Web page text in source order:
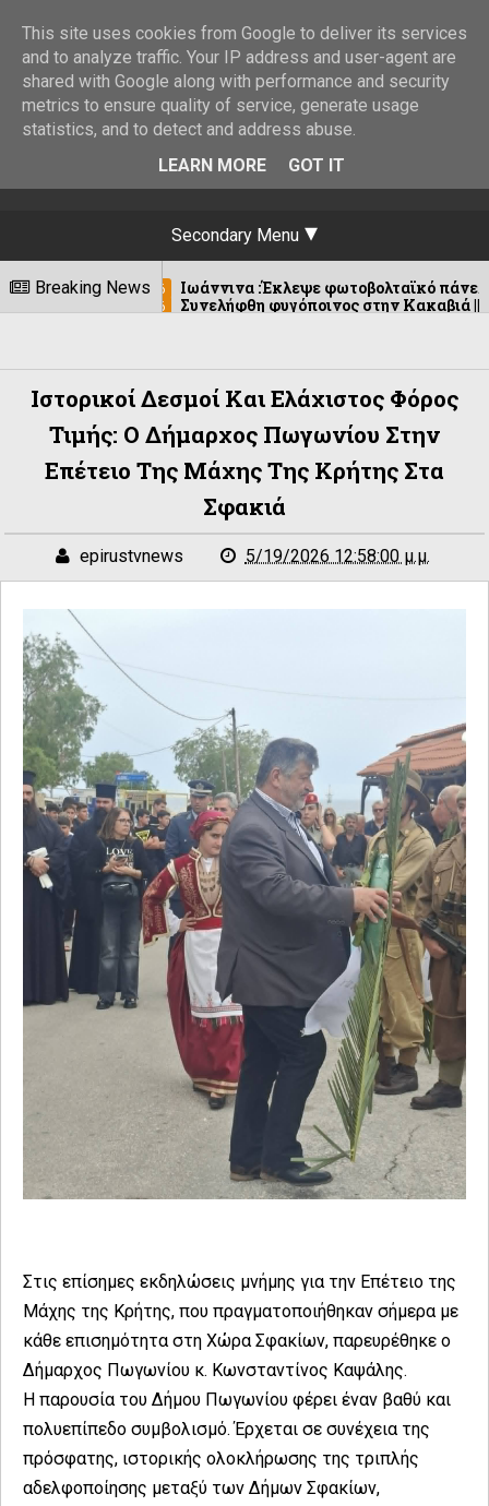
Secondary Menu
Breaking News
Ιωάννινα :Έκλεψε φωτοβολταϊκό πάνελ από στάση
Συνελήφθη φυγόποινος στην Κακαβιά ||Εκρεμμούσε
Ιστορικοί Δεσμοί Και Ελάχιστος Φόρος
Τιμής: Ο Δήμαρχος Πωγωνίου Στην
Επέτειο Της Μάχης Της Κρήτης Στα
Σφακιά
epirustvnews 5/19/2026 12:58:00 μ.μ.
Στις επίσημες εκδηλώσεις μνήμης για την Επέτειο της
Μάχης της Κρήτης, που πραγματοποιήθηκαν σήμερα με
κάθε επισημότητα στη Χώρα Σφακίων, παρευρέθηκε ο
Δήμαρχος Πωγωνίου κ. Κωνσταντίνος Καψάλης.
Η παρουσία του Δήμου Πωγωνίου φέρει έναν βαθύ και
πολυεπίπεδο συμβολισμό. Έρχεται σε συνέχεια της
πρόσφατης, ιστορικής ολοκλήρωσης της τριπλής
αδελφοποίησης μεταξύ των Δήμων Σφακίων,
This site uses cookies from Google to deliver its services
and to analyze traffic. Your IP address and user-agent are
shared with Google along with performance and security
metrics to ensure quality of service, generate usage
statistics, and to detect and address abuse.
LEARN MORE
GOT IT